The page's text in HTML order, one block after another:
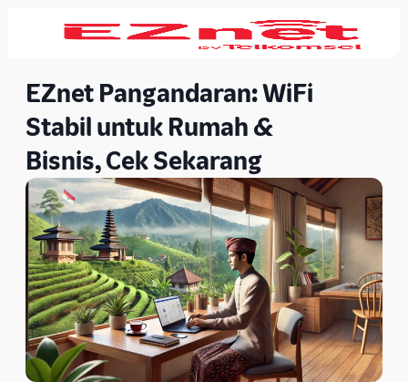
EZnet Pangandaran: WiFi
Stabil untuk Rumah &
Bisnis, Cek Sekarang